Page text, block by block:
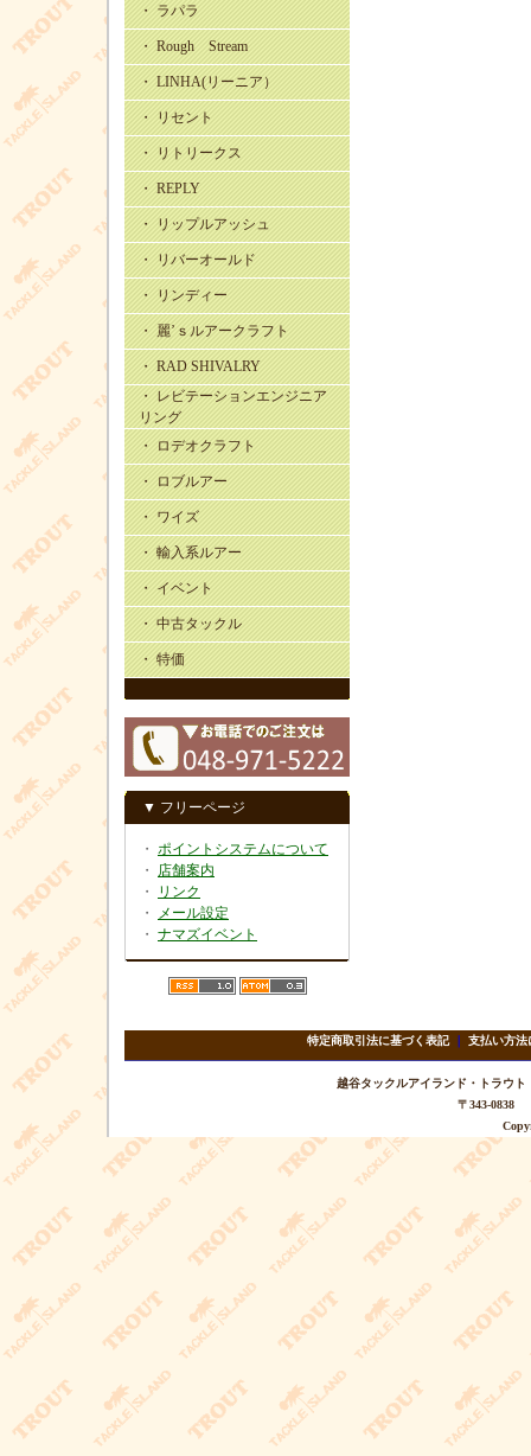
・ ラパラ
・ Rough Stream
・ LINHA(リーニア）
・ リセント
・ リトリークス
・ REPLY
・ リップルアッシュ
・ リバーオールド
・ リンディー
・ 麗’ｓルアークラフト
・ RAD SHIVALRY
・ レビテーションエンジニア
リング
・ ロデオクラフト
・ ロブルアー
・ ワイズ
・ 輸入系ルアー
・ イベント
・ 中古タックル
・ 特価
▼ フリーページ
・ ポイントシステムについて
・ 店舗案内
・
リンク
・
メール設定
・ ナマズイベント
特定商取引法に基づく表記｜ 支払い方法
越谷タックルアイランド・トラ
〒343-0838